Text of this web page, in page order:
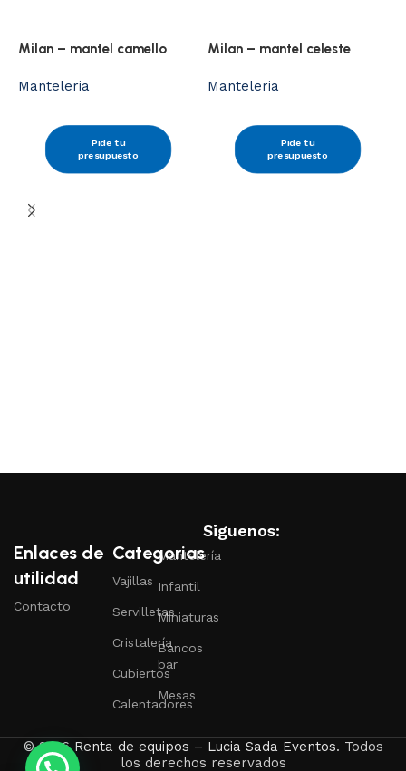
Milan – mantel camello
Manteleria
Pide tu
presupuesto
Milan – mantel celeste
Manteleria
Pide tu
presupuesto
Enlaces de
utilidad
Contacto
Categorias
Vajillas
Servilletas
Cristalería
Cubiertos
Calentadores
Mantelería
Infantil
Miniaturas
Bancos
bar
Mesas
Siguenos:
© 2026Renta de equipos – Lucia Sada Eventos. Todos
los derechos reservados